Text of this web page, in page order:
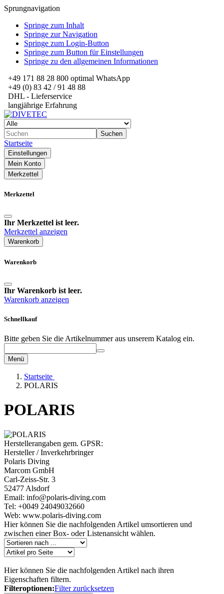
Sprungnavigation
Springe zum Inhalt
Springe zur Navigation
Springe zum Login-Button
Springe zum Button für Einstellungen
Springe zu den allgemeinen Informationen
+49 171 88 28 800 optimal WhatsApp
+49 (0) 83 42 / 91 48 88
DHL - Lieferservice
langjährige Erfahrung
Suchen
Startseite
Einstellungen
Mein Konto
Merkzettel
Merkzettel
Ihr Merkzettel ist leer.
Merkzettel anzeigen
Warenkorb
Warenkorb
Ihr Warenkorb ist leer.
Warenkorb anzeigen
Schnellkauf
Bitte geben Sie die Artikelnummer aus unserem Katalog ein.
Menü
Startseite
POLARIS
POLARIS
Herstellerangaben gem. GPSR:
Hersteller / Inverkehrbringer
Polaris Diving
Marcom GmbH
Carl-Zeiss-Str. 3
52477 Alsdorf
Email: info@polaris-diving.com
Tel: +0049 24049032660
Web: www.polaris-diving.com
Hier können Sie die nachfolgenden Artikel umsortieren und
zwischen einer Box- oder Listenansicht wählen.
Hier können Sie die nachfolgenden Artikel nach ihren
Eigenschaften filtern.
Filteroptionen:Filter zurücksetzen